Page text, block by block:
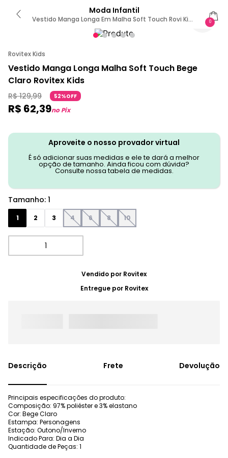
Moda Infantil
Vestido Manga Longa Em Malha Soft Touch Rovi Kids
Bege 1 / Bege
0
Rovitex Kids
Vestido Manga Longa Malha Soft Touch Bege
Claro Rovitex Kids
R$ 129,99 52%OFF
R$ 62,39no Pix
Aproveite o nosso provador virtual
É só adicionar suas medidas e ele te dará a melhor
opção de tamanho. Ainda ficou com dúvida?
Consulte nossa tabela de medidas.
Tamanho: 1
1 2 3 4 6 8 10
Vendido por Rovitex
Entregue por Rovitex
Frete Devolução
Principais especificações do produto:
Composição: 97% poliéster e 3% elastano
Cor: Bege Claro
Estampa: Personagens
Estação: Outono/Inverno
Indicado Para: Dia a Dia
Quantidade de Peças: 1